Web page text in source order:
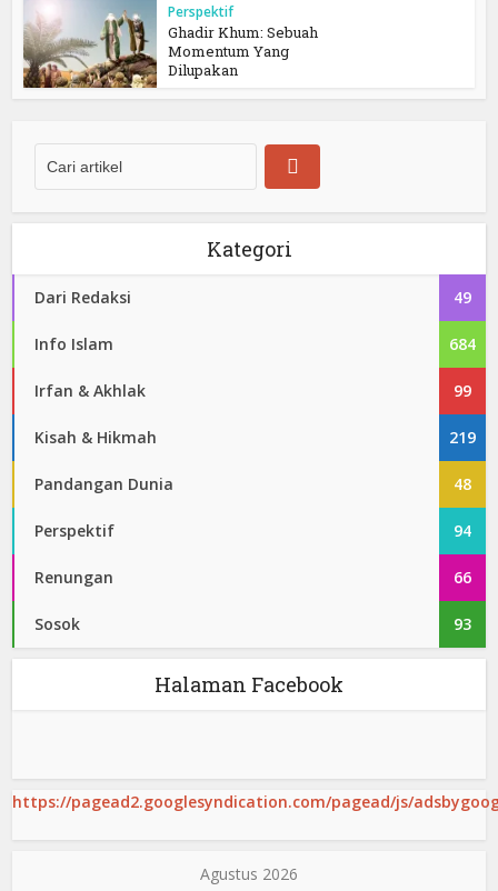
Perspektif
Ghadir Khum: Sebuah
Momentum Yang
Dilupakan
Kategori
Dari Redaksi 49
Info Islam 684
Irfan & Akhlak 99
Kisah & Hikmah 219
Pandangan Dunia 48
Perspektif 94
Renungan 66
Sosok 93
Halaman Facebook
https://pagead2.googlesyndication.com/pagead/js/
Agustus 2026